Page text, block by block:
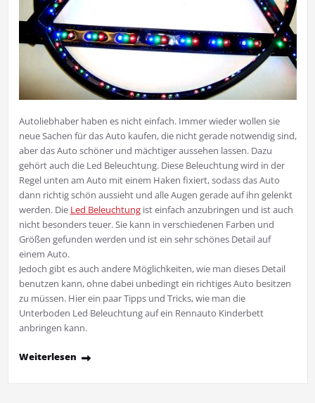
Autoliebhaber haben es nicht einfach. Immer wieder wollen sie
neue Sachen für das Auto kaufen, die nicht gerade notwendig sind,
aber das Auto schöner und mächtiger aussehen lassen. Dazu
gehört auch die Led Beleuchtung. Diese Beleuchtung wird in der
Regel unten am Auto mit einem Haken fixiert, sodass das Auto
dann richtig schön aussieht und alle Augen gerade auf ihn gelenkt
werden. Die Led Beleuchtungist einfach anzubringen und ist auch
nicht besonders teuer. Sie kann in verschiedenen Farben und
Größen gefunden werden und ist ein sehr schönes Detail auf
einem Auto.
Jedoch gibt es auch andere Möglichkeiten, wie man dieses Detail
benutzen kann, ohne dabei unbedingt ein richtiges Auto besitzen
zu müssen. Hier ein paar Tipps und Tricks, wie man die
Unterboden Led Beleuchtung auf ein Rennauto Kinderbett
anbringen kann.
Weiterlesen